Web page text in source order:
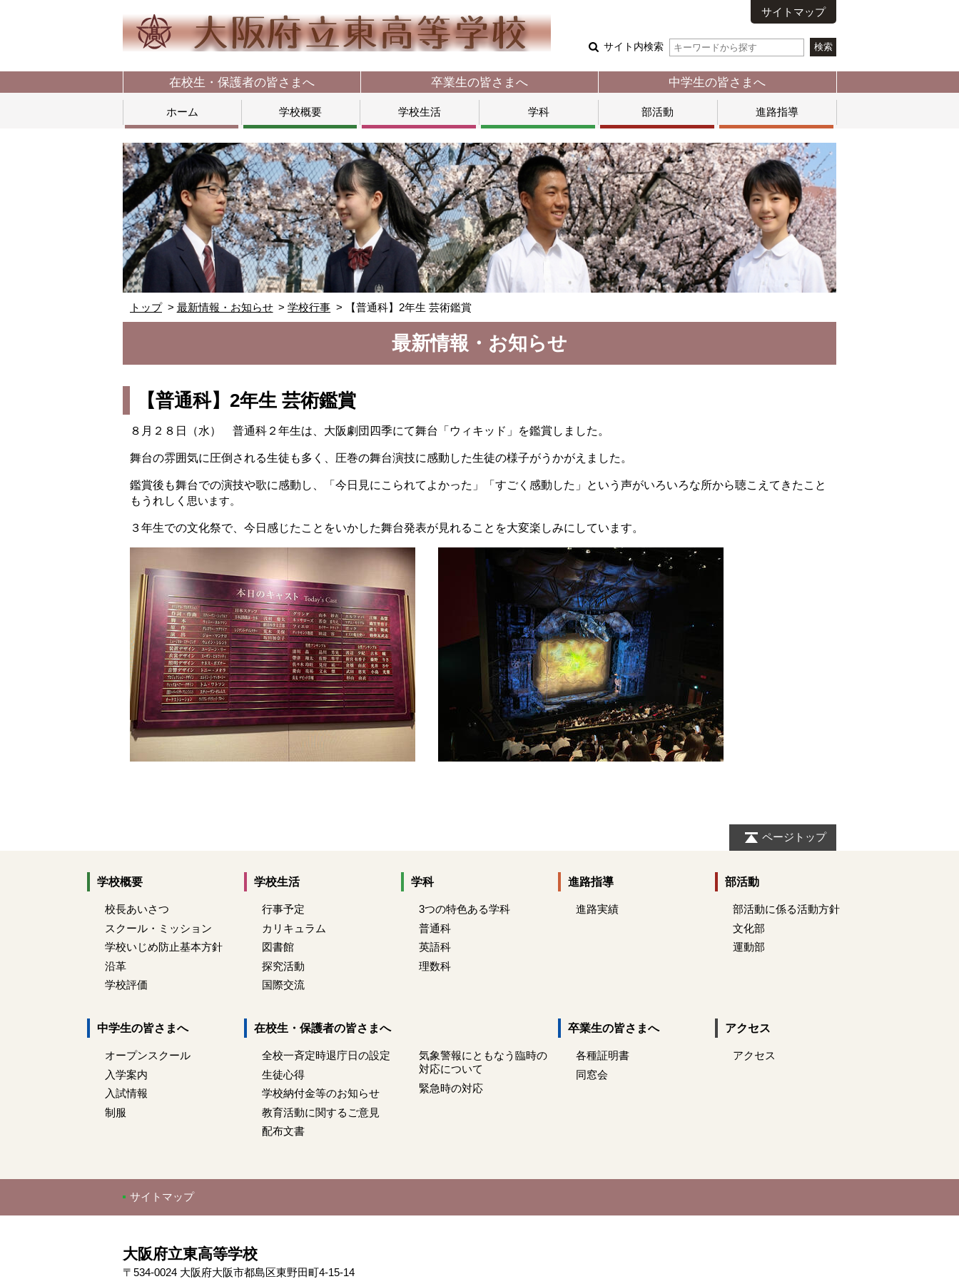
サイトマップ
サイト内検索
在校生・保護者の皆さまへ 卒業生の皆さまへ 中学生の皆さまへ
ホーム 学校概要 学校生活 学科 部活動 進路指導
トップ 最新情報・お知らせ 学校行事 【普通科】2年生 芸術鑑賞
最新情報・お知らせ
【普通科】2年生 芸術鑑賞
８月２８日（水） 普通科２年生は、大阪劇団四季にて舞台「ウィキッド」を鑑賞しました。
舞台の雰囲気に圧倒される生徒も多く、圧巻の舞台演技に感動した生徒の様子がうかがえました。
鑑賞後も舞台での演技や歌に感動し、「今日見にこられてよかった」 「すごく感動した」
という声がいろいろな所から聴こえてきたこと
もうれしく 思います。
３年生での文化祭で、今日感じたことをいかした舞台発表が見れることを大変楽しみにしています。
ページトップ
学校概要
校長あいさつ
スクール・ミッション
学校いじめ防止基本方針
沿革
学校評価
学校生活
行事予定
カリキュラム
図書館
探究活動
国際交流
学科
3つの特色ある学科
普通科
英語科
理数科
進路指導
進路実績
部活動
部活動に係る活動方針
文化部
運動部
中学生の皆さまへ
オープンスクール
入学案内
入試情報
制服
在校生・保護者の皆さまへ
全校一斉定時退庁日の設定
生徒心得
学校納付金等のお知らせ
教育活動に関するご意見
配布文書
気象警報にともなう臨時の
対応について
緊急時の対応
卒業生の皆さまへ
各種証明書
同窓会
アクセス
アクセス
サイトマップ
大阪府立東高等学校
〒534-0024 大阪府大阪市都島区東野田町4-15-14